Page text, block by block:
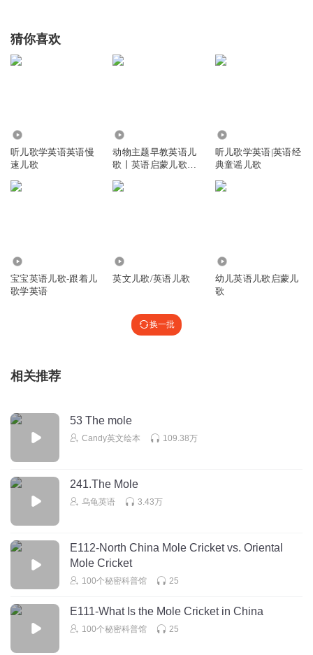
猜你喜欢
听儿歌学英语英语慢
速儿歌
动物主题早教英语儿
歌丨英语启蒙儿歌丨
听儿歌学英语|英语经
典童谣儿歌
宝宝英语儿歌-跟着儿
歌学英语
英文儿歌/英语儿歌
幼儿英语儿歌启蒙儿
歌
换一批
相关推荐
53 The mole
Candy英文绘本 109.38万
241.The Mole
乌龟英语 3.43万
E112-North China Mole Cricket vs. Oriental
Mole Cricket
100个秘密科普馆 25
E111-What Is the Mole Cricket in China
100个秘密科普馆 25